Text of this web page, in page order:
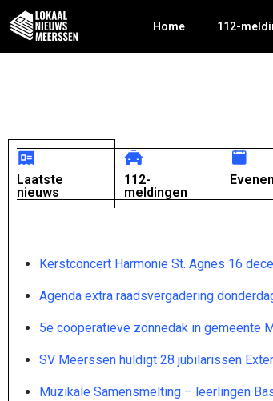
Home 112-
Laatste
nieuws
112-
meldingen
Kerstconcert Harmonie St. Agnes 16
Agenda extra raadsvergadering
5e coöperatieve zonnedak in gemeente
SV Meerssen huldigt 28 jubilarissen
Muzikale Samensmelting – leerlingen